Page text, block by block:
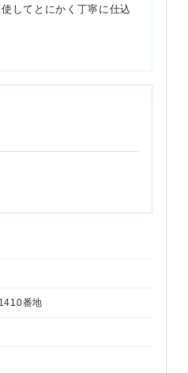
してとにかく丁寧に仕込
番地